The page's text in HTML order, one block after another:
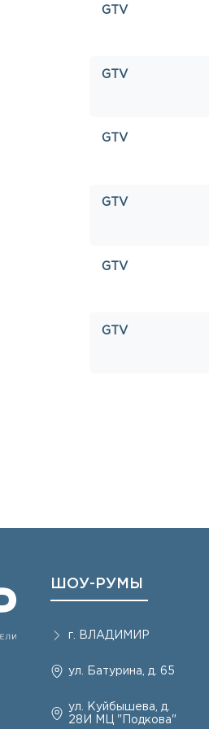
GTV
GTV
GTV
GTV
GTV
GTV
ШОУ-РУМЫ
г. ВЛАДИМИР
ул. Батурина, д. 65
ул. Куйбышева, д.
28И МЦ "Подкова"